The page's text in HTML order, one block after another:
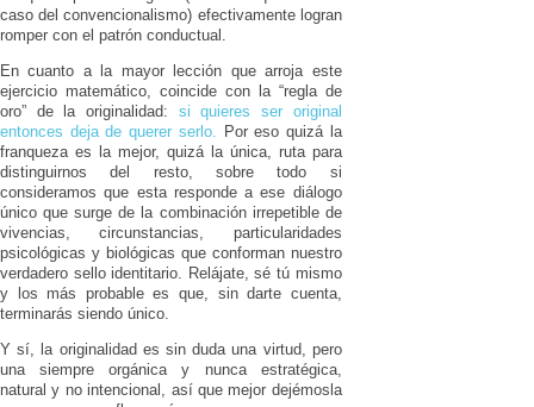
caso del convencionalismo) efectivamente logran
romper con el patrón conductual.
En cuanto a la mayor lección que arroja este
ejercicio matemático, coincide con la “regla de
oro” de la originalidad: si quieres ser original
entonces deja de querer serlo. Por eso quizá la
franqueza es la mejor, quizá la única, ruta para
distinguirnos del resto, sobre todo si
consideramos que esta responde a ese diálogo
único que surge de la combinación irrepetible de
vivencias, circunstancias, particularidades
psicológicas y biológicas que conforman nuestro
verdadero sello identitario. Relájate, sé tú mismo
y los más probable es que, sin darte cuenta,
terminarás siendo único.
Y sí, la originalidad es sin duda una virtud, pero
una siempre orgánica y nunca estratégica,
natural y no intencional, así que mejor dejémosla